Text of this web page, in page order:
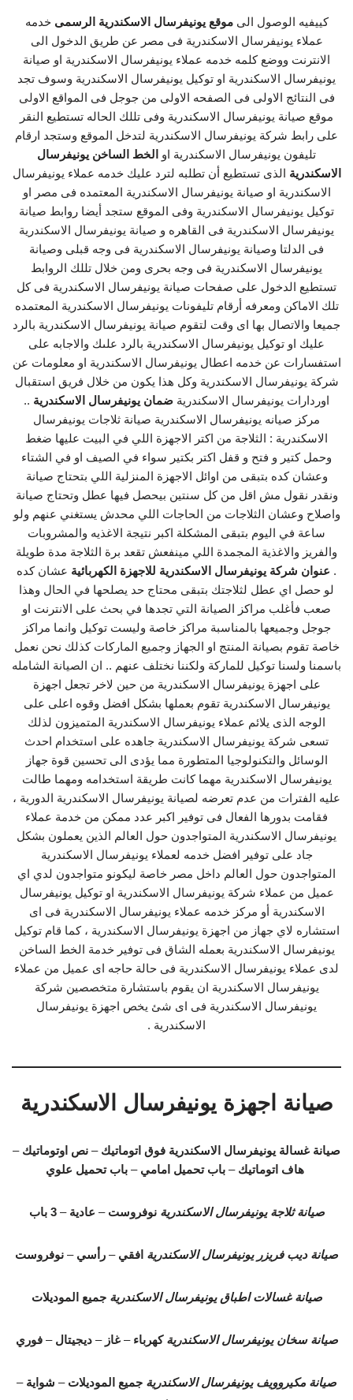
كييفيه الوصول الىموقع يونيفرسال الاسكندرية الرسمى خدمه
عملاء يونيفرسال الاسكندرية فى مصر عن طريق الدخول الى
الانترنت ووضع كلمه خدمه عملاء يونيفرسال الاسكندرية او صيانة
يونيفرسال الاسكندرية او توكيل يونيفرسال الاسكندرية وسوف تجد
فى النتائج الاولى فى الصفحه الاولى من جوجل فى المواقع الاولى
موقع صيانة يونيفرسال الاسكندرية وفى تللك الحاله تستطيع النقر
على رابط شركة يونيفرسال الاسكندرية لتدخل الموقع وستجد ارقام
تليفون يونيفرسال الاسكندرية او الخط الساخن يونيفرسال
الاسكندرية الذى تستطيع أن تطلبه لترد عليك خدمه عملاء يونيفرسال
الاسكندرية او صيانة يونيفرسال الاسكندرية المعتمده فى مصر او
توكيل يونيفرسال الاسكندرية وفى الموقع ستجد أيضا روابط صيانة
يونيفرسال الاسكندرية فى القاهره و صيانة يونيفرسال الاسكندرية
فى الدلتا وصيانة يونيفرسال الاسكندرية فى وجه قبلى وصيانة
يونيفرسال الاسكندرية فى وجه بحرى ومن خلال تللك الروابط
تستطيع الدخول على صفحات صيانة يونيفرسال الاسكندرية فى كل
تلك الاماكن ومعرفه أرقام تليفونات يونيفرسال الاسكندرية المعتمده
جميعا والاتصال بها اى وقت لتقوم صيانة يونيفرسال الاسكندرية بالرد
عليك او توكيل يونيفرسال الاسكندرية بالرد علىك والاجابه على
استفسارات عن خدمه اعطال يونيفرسال الاسكندرية او معلومات عن
شركة يونيفرسال الاسكندرية وكل هذا يكون من خلال فريق استقبال
اوردارات يونيفرسال الاسكندرية ضمان يونيفرسال الاسكندرية ..
مركز صيانه يونيفرسال الاسكندرية صيانة ثلاجات يونيفرسال
الاسكندرية : الثلاجة من اكتر الاجهزة اللي في البيت عليها ضغط
وحمل كتير و فتح و قفل اكتر بكتير سواء في الصيف او في الشتاء
وعشان كده بتبقى من اوائل الاجهزة المنزلية اللي بتحتاج صيانة
ونقدر نقول مش اقل من كل سنتين بيحصل فيها عطل وتحتاج صيانة
واصلاح وعشان الثلاجات من الحاجات اللي محدش يستغني عنهم ولو
ساعة في اليوم بتبقى المشكلة اكبر نتيجة الاغذيه والمشروبات
والفريز والاغذية المجمدة اللي مينفعش تقعد برة الثلاجة مدة طويلة
. عنوان شركة يونيفرسال الاسكندرية للاجهزة الكهربائية عشان كده
لو حصل اي عطل لثلاجتك بتبقى محتاج حد يصلحها في الحال وهذا
صعب فأغلب مراكز الصيانة التي تجدها في بحث على الانترنت او
جوجل وجميعها بالمناسبة مراكز خاصة وليست توكيل وانما مراكز
خاصة تقوم بصيانة المنتج او الجهاز وجميع الماركات كذلك نحن نعمل
باسمنا ولسنا توكيل للماركة ولكننا نختلف عنهم .. ان الصيانة الشامله
على اجهزة يونيفرسال الاسكندرية من حين لاخر تجعل اجهزة
يونيفرسال الاسكندرية تقوم بعملها بشكل افضل وقوه اعلى على
الوجه الذى يلائم عملاء يونيفرسال الاسكندرية المتميزون لذلك
تسعى شركة يونيفرسال الاسكندرية جاهده على استخدام احدث
الوسائل والتكنولوجيا المتطورة مما يؤدى الى تحسين قوة جهاز
يونيفرسال الاسكندرية مهما كانت طريقة استخدامه ومهما طالت
عليه الفترات من عدم تعرضه لصيانة يونيفرسال الاسكندرية الدورية ،
فقامت بدورها الفعال فى توفير اكبر عدد ممكن من خدمة عملاء
يونيفرسال الاسكندرية المتواجدون حول العالم الذين يعملون بشكل
جاد على توفير افضل خدمه لعملاء يونيفرسال الاسكندرية
المتواجدون حول العالم داخل مصر خاصة ليكونو متواجدون لدي اي
عميل من عملاء شركة يونيفرسال الاسكندرية او توكيل يونيفرسال
الاسكندرية أو مركز خدمه عملاء يونيفرسال الاسكندرية فى اى
استشاره لاي جهاز من اجهزة يونيفرسال الاسكندرية ، كما قام توكيل
يونيفرسال الاسكندرية بعمله الشاق فى توفير خدمة الخط الساخن
لدى عملاء يونيفرسال الاسكندرية فى حالة حاجه اى عميل من عملاء
يونيفرسال الاسكندرية ان يقوم باستشارة متخصصين شركة
يونيفرسال الاسكندرية فى اى شئ يخص اجهزة يونيفرسال
الاسكندرية .
صيانة اجهزة يونيفرسال الاسكندرية
صيانة غسالة يونيفرسال الاسكندرية فوق اتوماتيك – نص اوتوماتيك –
هاف اتوماتيك – باب تحميل امامي – باب تحميل علوي
صيانة ثلاجة يونيفرسال الاسكندرية نوفروست – عادية –3 باب
صيانة ديب فريزر يونيفرسال الاسكندرية افقي – رأسي – نوفروست
صيانة غسالات اطباق يونيفرسال الاسكندرية جميع الموديلات
صيانة سخان يونيفرسال الاسكندرية كهرباء –غاز –ديجيتال –فوري
صيانة مكيروويف يونيفرسال الاسكندرية جميع الموديلات – شواية –